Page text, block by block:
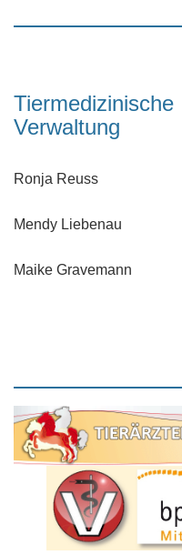
Verwaltung
Ronja Reuss
Mendy Liebenau
Maike Gravemann